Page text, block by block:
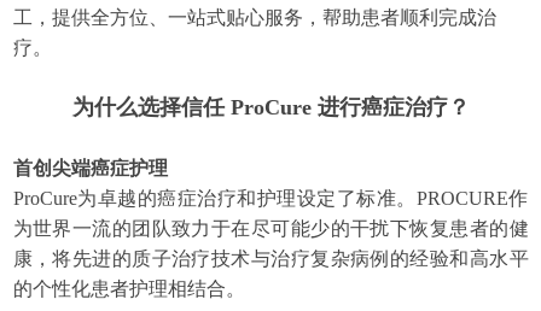
工，提供全方位、一站式贴心服务，帮助患者顺利完成治
疗。
为什么选择信任 ProCure 进行癌症治疗？
首创尖端癌症护理
ProCure为卓越的癌症治疗和护理设定了标准。PROCURE作
为世界一流的团队致力于在尽可能少的干扰下恢复患者的健
康，将先进的质子治疗技术与治疗复杂病例的经验和高水平
的个性化患者护理相结合。